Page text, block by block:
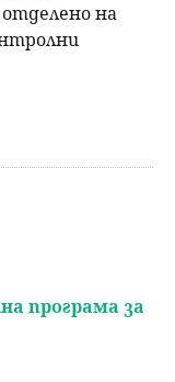
на
програма за